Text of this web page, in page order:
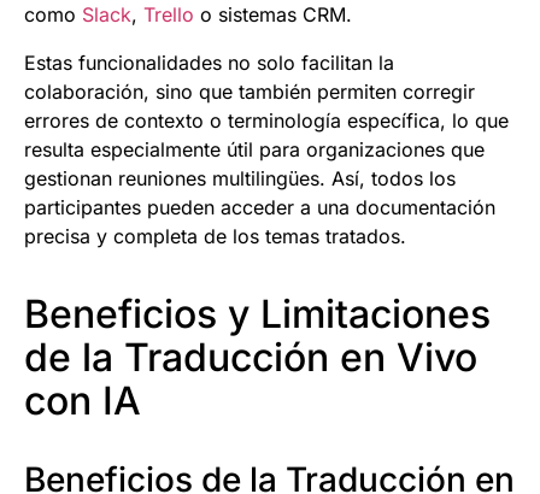
como Slack, Trello o sistemas CRM.
Estas funcionalidades no solo facilitan la
colaboración, sino que también permiten corregir
errores de contexto o terminología específica, lo que
resulta especialmente útil para organizaciones que
gestionan reuniones multilingües. Así, todos los
participantes pueden acceder a una documentación
precisa y completa de los temas tratados.
Beneficios y Limitaciones
de la Traducción en Vivo
con IA
Beneficios de la Traducción en